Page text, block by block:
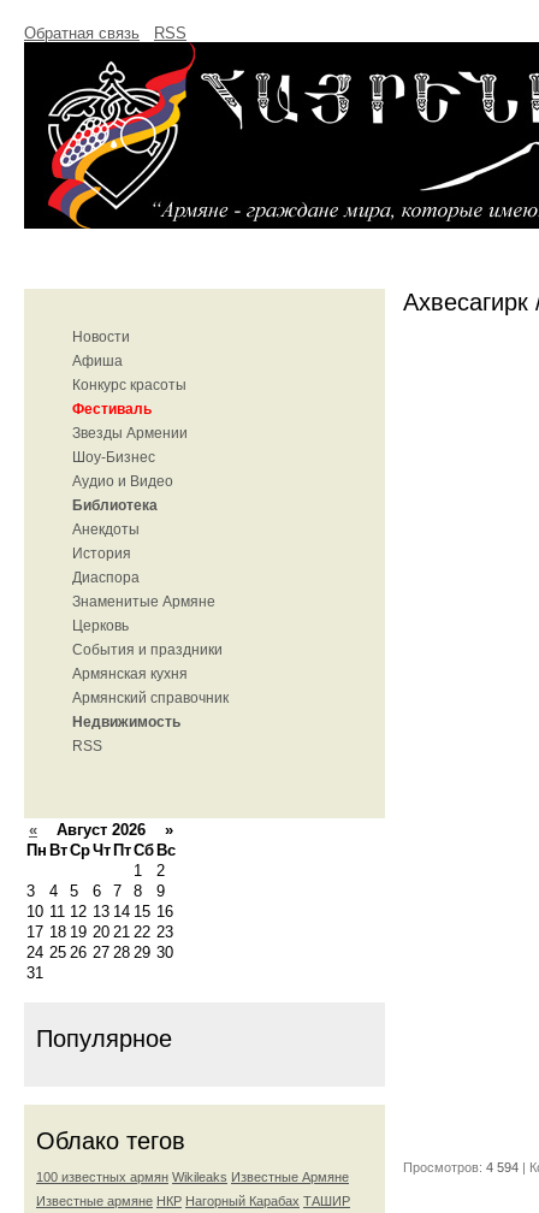
Обратная связь RSS
Новости
Афиша
Конкурс красоты
Фестиваль
Звезды Армении
Шоу-Бизнес
Аудио и Видео
Библиотека
Анекдоты
История
Диаспора
Знаменитые Армяне
Церковь
События и праздники
Армянская кухня
Армянский справочник
Недвижимость
RSS
« Август 2026 »
Пн ВтСрЧт ПтСб Вс
1
2
3
4 5 6 7 8
9
10 11 12 13 14 15 16
17 18 19 20 21 22 23
24 25 26 27 28 29 30
31
Популярное
Облако тегов
100 известных армян Wikileaks Известные Армяне
Известные армяне НКР Нагорный Карабах ТАШИР
Просмотров: 4 594 |